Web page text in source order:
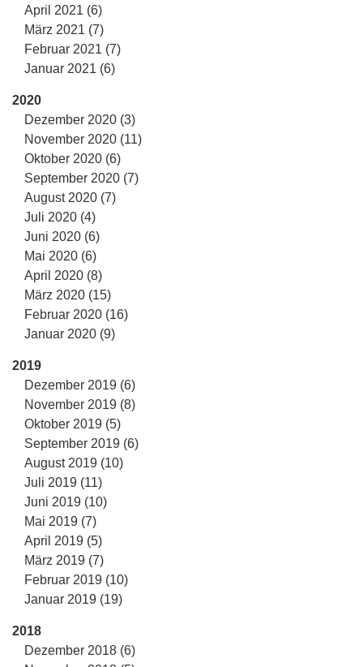
April 2021 (6)
März 2021 (7)
Februar 2021 (7)
Januar 2021 (6)
2020
Dezember 2020 (3)
November 2020 (11)
Oktober 2020 (6)
September 2020 (7)
August 2020 (7)
Juli 2020 (4)
Juni 2020 (6)
Mai 2020 (6)
April 2020 (8)
März 2020 (15)
Februar 2020 (16)
Januar 2020 (9)
2019
Dezember 2019 (6)
November 2019 (8)
Oktober 2019 (5)
September 2019 (6)
August 2019 (10)
Juli 2019 (11)
Juni 2019 (10)
Mai 2019 (7)
April 2019 (5)
März 2019 (7)
Februar 2019 (10)
Januar 2019 (19)
2018
Dezember 2018 (6)